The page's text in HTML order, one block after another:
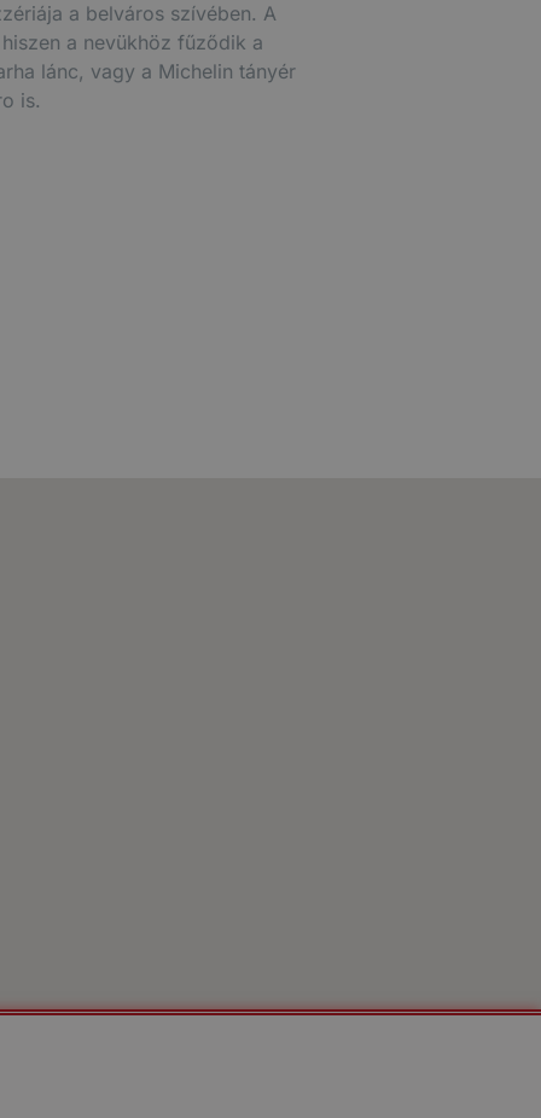
a belváros szívében. A
a nevükhöz fűződik a
lánc, vagy a Michelin tányér
is.